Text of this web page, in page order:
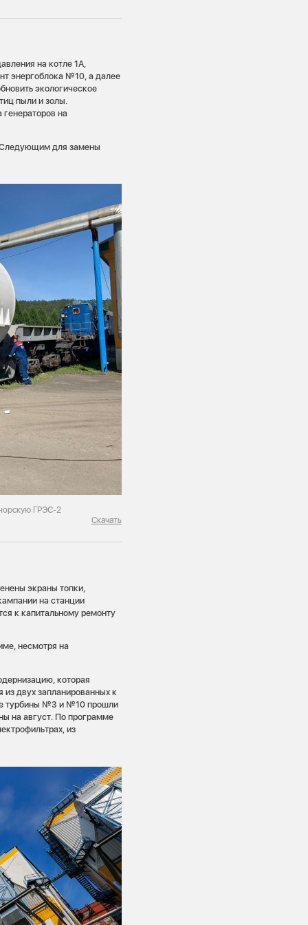
на котле 1А,
энергоблока №10, а далее
экологическое
пыли и золы.
на
Следующим для замены
ГРЭС-2
Скачать
экраны топки,
на станции
к капитальному ремонту
несмотря на
которая
двух запланированных к
турбины №3 и №10 прошли
на август. По программе
из